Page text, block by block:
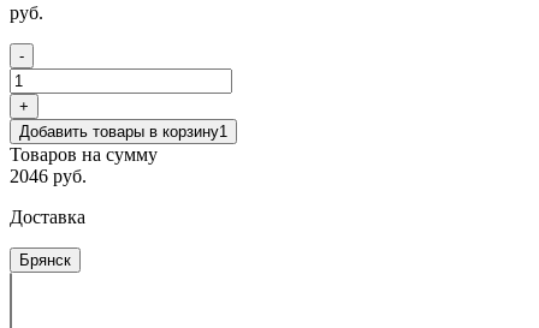
руб.
-
+
Добавить товары в корзину1
Товаров на сумму
2046 руб.
Доставка
Брянск